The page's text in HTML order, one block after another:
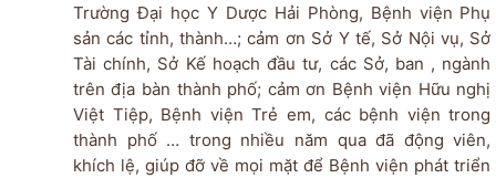
Trường Đại học Y Dược Hải Phòng, Bệnh viện Phụ
sản các tỉnh, thành…; cảm ơn Sở Y tế, Sở Nội vụ, Sở
Tài chính, Sở Kế hoạch đầu tư, các Sở, ban , ngành
trên địa bàn thành phố; cảm ơn Bệnh viện Hữu nghị
Việt Tiệp, Bệnh viện Trẻ em, các bệnh viện trong
thành phố … trong nhiều năm qua đã động viên,
khích lệ, giúp đỡ về mọi mặt để Bệnh viện phát triển